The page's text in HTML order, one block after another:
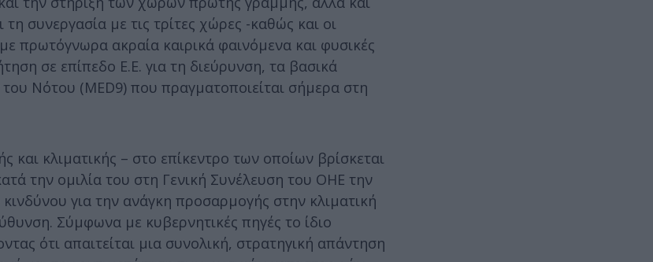
συνεργασία με τις τρίτες χώρες -καθώς και οι
πρωτόγνωρα ακραία καιρικά φαινόμενα και φυσικές
σε επίπεδο Ε.Ε. για τη διεύρυνση, τα βασικά
Νότου (MED9) που πραγματοποιείται σήμερα στη
κλιματικής – στο επίκεντρο των οποίων βρίσκεται
την ομιλία του στη Γενική Συνέλευση του ΟΗΕ την
για την ανάγκη προσαρμογής στην κλιματική
Σύμφωνα με κυβερνητικές πηγές το ίδιο
ότι απαιτείται μια συνολική, στρατηγική απάντηση